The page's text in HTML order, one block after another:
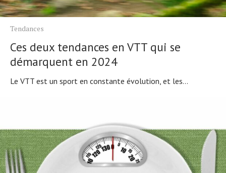
Tendances
Ces deux tendances en VTT qui se
démarquent en 2024
Le VTT est un sport en constante évolution, et les...